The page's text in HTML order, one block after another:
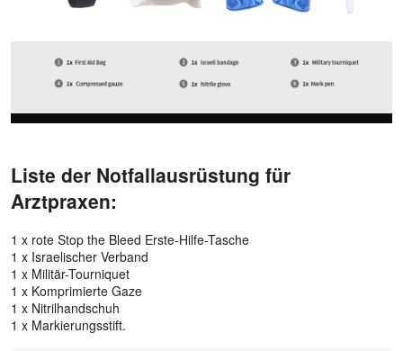
Liste der Notfallausrüstung für
Arztpraxen:
1 x rote Stop the Bleed Erste-Hilfe-Tasche
1 x Israelischer Verband
1 x Militär-Tourniquet
1 x Komprimierte Gaze
1 x Nitrilhandschuh
1 x Markierungsstift.